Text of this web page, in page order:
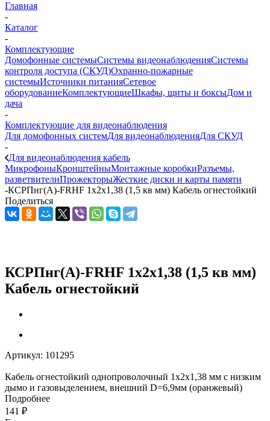
Главная
-
Каталог
-
Комплектующие
Домофонные системыСистемы видеонаблюденияСистемы
контроля доступа (СКУД)Охранно-пожарные
системыИсточники питанияСетевое
оборудованиеКомплектующиеШкафы, щиты и боксыДом и
дача
-
Комплектующие для видеонаблюдения
Для домофонных системДля видеонаблюденияДля СКУД
-
Для видеонаблюдения кабель
МикрофоныКронштейныМонтажные коробкиРазъемы,
разветвителиПрожекторыЖесткие диски и карты памяти
-КСРПнг(А)-FRHF 1х2х1,38 (1,5 кв мм) Кабель огнестойкий
Поделиться
КСРПнг(А)-FRHF 1х2х1,38 (1,5 кв мм)
Кабель огнестойкий
Артикул: 101295
Кабель огнестойкий однопроволочный 1х2х1,38 мм с низким
дымо и газовыделением, внешний D=6,9мм (оранжевый)
Подробнее
141 ₽